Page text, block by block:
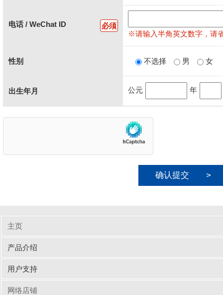
电话 / WeChat ID
必须
※请输入半角英文数字，请
性别 不选择 男 女
出生年月 公元 年
に
て
く
さ
主页
产品介绍
输入周边设备
网线/线缆
电脑配件
手机/平板配件
桌子
椅子
商业办公
用户支持
驱动/说明书下载
Q&A（常见问题）
网络店铺